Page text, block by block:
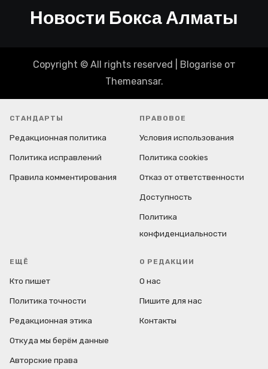
Новости Бокса Алматы
Copyright © All rights reserved Blogariseот
Themeansar.
СТАНДАРТЫ
Редакционная политика
Политика исправлений
Правила комментирования
ПРАВОВОЕ
Условия использования
Политика cookies
Отказ от ответственности
Доступность
Политика
конфиденциальности
ЕЩЁ
Кто пишет
Политика точности
Редакционная этика
Откуда мы берём данные
Авторские права
О РЕДАКЦИИ
О нас
Пишите для нас
Контакты